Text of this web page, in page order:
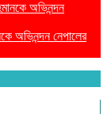
অভিনন্দন
অভিনন্দন নেপালের